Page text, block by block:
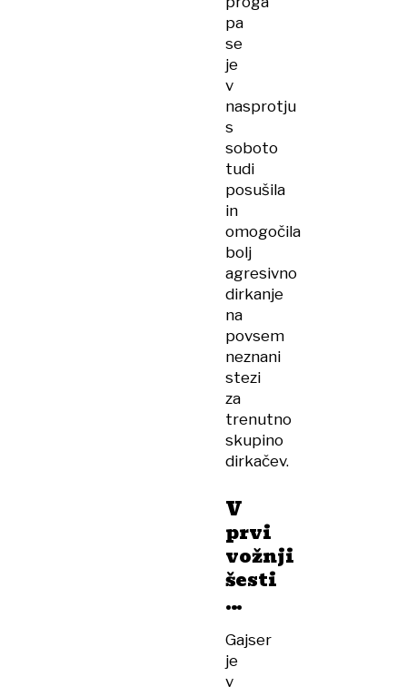
pa
se
je
v
nasprotju
s
soboto
tudi
posušila
in
omogočila
bolj
agresivno
dirkanje
na
povsem
neznani
stezi
za
trenutno
skupino
dirkačev.
V
prvi
vožnji
šesti
…
Gajser
je
v